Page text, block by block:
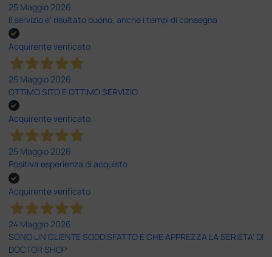
25 Maggio 2026
Il servizio e’ risultato buono, anche i tempi di consegna
Acquirente verificato
25 Maggio 2026
OTTIMO SITO E OTTIMO SERVIZIO
Acquirente verificato
25 Maggio 2026
Positiva esperienza di acquisto
Acquirente verificato
24 Maggio 2026
SONO UN CLIENTE SODDISFATTO E CHE APPREZZA LA SERIETA' DI
DOCTOR SHOP